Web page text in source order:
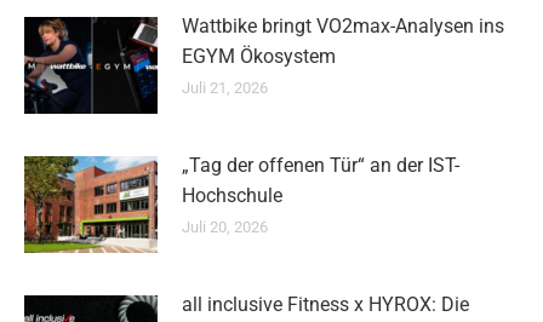
Wattbike bringt VO2max-Analysen ins
EGYM Ökosystem
Juli 21, 2026
„Tag der offenen Tür“ an der IST-
Hochschule
Juli 20, 2026
all inclusive Fitness x HYROX: Die